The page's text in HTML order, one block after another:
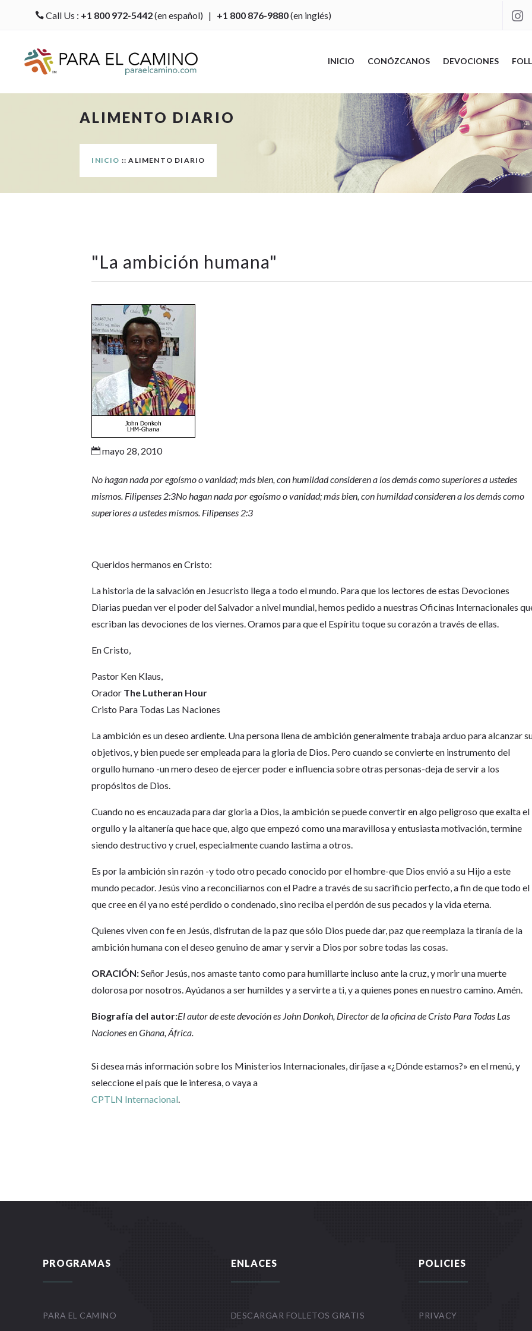
Call Us : +1 800 972-5442(en español) | +1 800 876-9880(en inglés) 
INICIO CONÓZCANOS DEVOCIONES
ALIMENTO DIARIO
INICIO :: ALIMENTO DIARIO
"La ambición humana"
 mayo 28, 2010
No hagan nada por egoísmo o vanidad; más bien, con humildad consideren a los demás como superiores a ustedes
mismos. Filipenses 2:3No hagan nada por egoísmo o vanidad; más bien, con humildad consideren a los demás como
superiores a ustedes mismos. Filipenses 2:3
Queridos hermanos en Cristo:
La historia de la salvación en Jesucristo llega a todo el mundo. Para que los lectores de estas Devociones
Diarias puedan ver el poder del Salvador a nivel mundial, hemos pedido a nuestras Oficinas Internacionales
escriban las devociones de los viernes. Oramos para que el Espíritu toque su corazón a través de ellas.
En Cristo,
Pastor Ken Klaus,
Orador The Lutheran Hour
Cristo Para Todas Las Naciones
La ambición es un deseo ardiente. Una persona llena de ambición generalmente trabaja arduo para alcanzar
objetivos, y bien puede ser empleada para la gloria de Dios. Pero cuando se convierte en instrumento del
orgullo humano -un mero deseo de ejercer poder e influencia sobre otras personas-deja de servir a los
propósitos de Dios.
Cuando no es encauzada para dar gloria a Dios, la ambición se puede convertir en algo peligroso que exalta el
orgullo y la altanería que hace que, algo que empezó como una maravillosa y entusiasta motivación, termine
siendo destructivo y cruel, especialmente cuando lastima a otros.
Es por la ambición sin razón -y todo otro pecado conocido por el hombre-que Dios envió a su Hijo a este
mundo pecador. Jesús vino a reconciliarnos con el Padre a través de su sacrificio perfecto, a fin de que todo el
que cree en él ya no esté perdido o condenado, sino reciba el perdón de sus pecados y la vida eterna.
Quienes viven con fe en Jesús, disfrutan de la paz que sólo Dios puede dar, paz que reemplaza la tiranía de la
ambición humana con el deseo genuino de amar y servir a Dios por sobre todas las cosas.
ORACIÓN:Señor Jesús, nos amaste tanto como para humillarte incluso ante la cruz, y morir una muerte
dolorosa por nosotros. Ayúdanos a ser humildes y a servirte a ti, y a quienes pones en nuestro camino. Amén.
Biografía del autor:El autor de este devoción es John Donkoh, Director de la oficina de Cristo Para Todas Las
Naciones en Ghana, África.
Si desea más información sobre los Ministerios Internacionales, diríjase a «¿Dónde estamos?» en el menú, y
seleccione el país que le interesa, o vaya a
CPTLN Internacional.
PROGRAMAS
PARA EL CAMINO
ENLACES
DESCARGAR FOLLETOS GRATIS
POLICIES
PRIVACY